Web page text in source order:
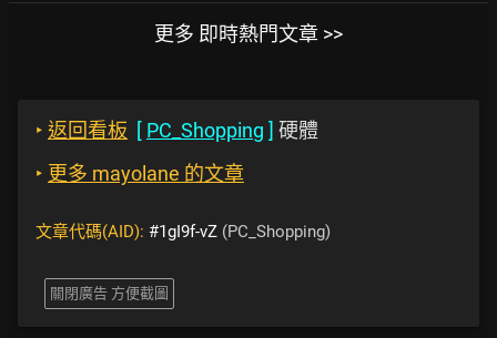
更多 即時熱門文章 >>
‣ 返回看板 [ PC_Shopping ] 硬體
‣ 更多 mayolane 的文章
文章代碼(AID): #1gI9f-vZ (PC_Shopping)
關閉廣告 方便截圖